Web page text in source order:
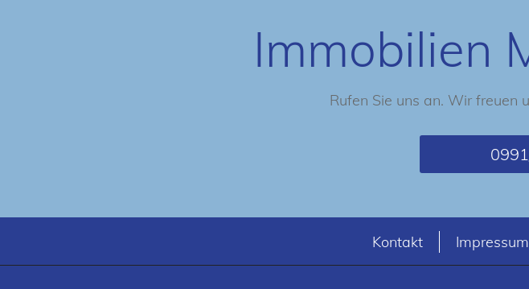
Immobilien
Rufen Sie uns an. Wir freuen
Kontakt Impressum